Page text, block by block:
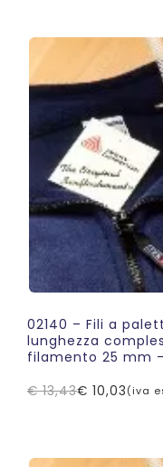
era:
è:
02140 – Fili a
lunghezza
filamento 25 mm –
€13,43
Il
era:
€ 10,03
Il
è:
(iva